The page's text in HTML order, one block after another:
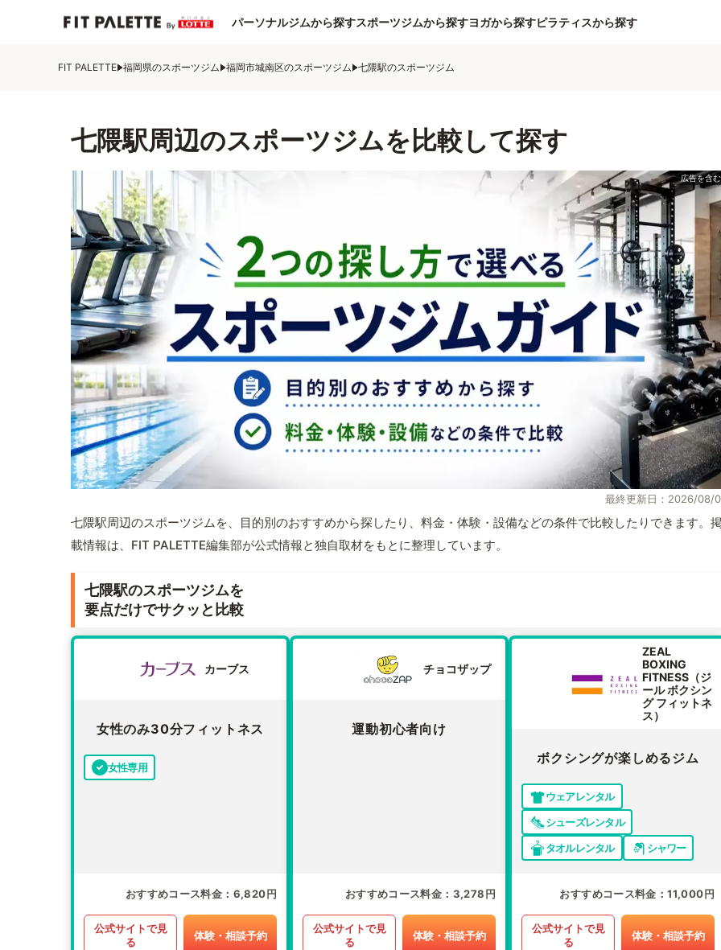
パーソナルジムから探すスポーツジムから探すヨガから探すピラティスから探す
FIT PALETTE 福岡県のスポーツジム 福岡市城南区のスポーツジム 七隈駅のスポーツジム
七隈駅周辺のスポーツジムを比較して探す
最終更新日：2026/08/
七隈駅周辺のスポーツジムを、目的別のおすすめから探したり、料金・体験・設備などの条件で比較したりできます。
載情報は、FIT PALETTE編集部が公式情報と独自取材をもとに整理しています。
七隈駅のスポーツジムを
要点だけでサクッと比較
カーブス
女性のみ30分フィットネス
女性専用
おすすめコース料金 6,820円
公式サイトで見
る
体験・相談予約
チョコザップ
運動初心者向け
おすすめコース料金 3,278円
公式サイトで見
る
体験・相談予約
ZEAL
BOXING
FITNESS（ジ
ール ボクシン
グ フィットネ
ス）
ボクシングが楽しめるジム
ウェアレンタル
シューズレンタル
タオルレンタル
シャワー
おすすめコース料金 11,000円
公式サイトで見
る
体験・相談予約